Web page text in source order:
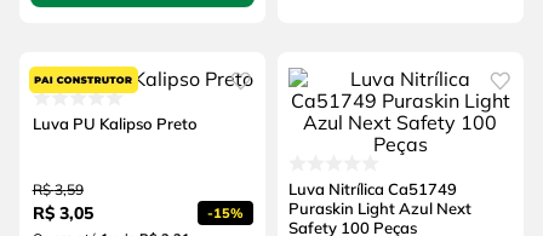
Luva PU Kalipso Preto
R$ 3,59
R$ 3,05 -15%
Luva Nitrílica Ca51749
Puraskin Light Azul Next
Safety 100 Peças